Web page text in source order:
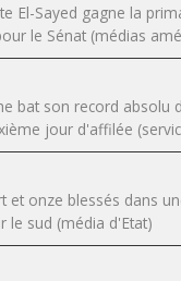
El-Sayed gagne la
le Sénat (médias
bat son record absolu
jour d'affilée
et onze blessés dans
le sud (média d'Etat)